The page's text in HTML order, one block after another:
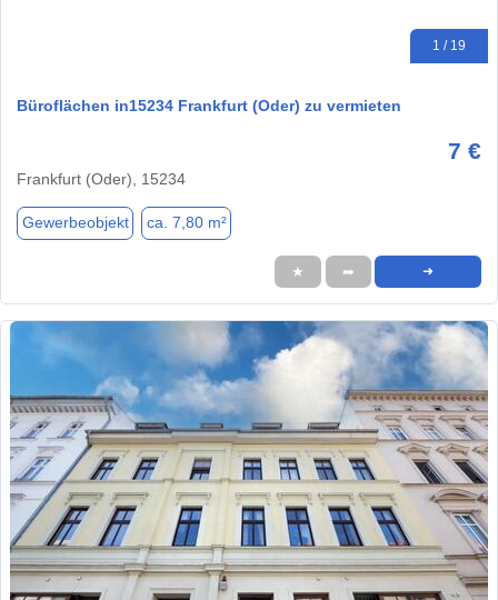
1 / 19
Büroflächen in15234 Frankfurt (Oder) zu vermieten
7 €
Frankfurt (Oder), 15234
Gewerbeobjekt ca. 7,80 m²
★ ➦ ➜